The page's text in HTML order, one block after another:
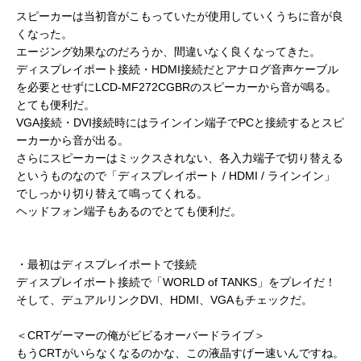
スピーカーは当初音がこもっていたが使用していくうちに音が良
くなった。
エージング効果なのだろうか、間違いなく良くなってきた。
ディスプレイポート接続・HDMI接続だとアナログ音声ケーブル
を必要とせずにLCD-MF272CGBRのスピーカーから音が鳴る。
とても便利だ。
VGA接続・DVI接続時にはラインイン端子でPCと接続するとスピ
ーカーから音が出る。
さらにスピーカーはミックスされない、各入力端子で切り替える
というものなので「ディスプレイポート / HDMI / ラインイン」
でしっかり切り替えて鳴ってくれる。
ヘッドフォン端子もあるのでとても便利だ。
・最初はディスプレイポートで接続
ディスプレイポート接続で「WORLD of TANKS」をプレイだ！
そして、デュアルリンクDVI、HDMI、VGAもチェックだ。
＜CRTゲーマーの俺がビビるオーバードライブ＞
もうCRTがいらなくなるのかな、この液晶すげー速いんですね。